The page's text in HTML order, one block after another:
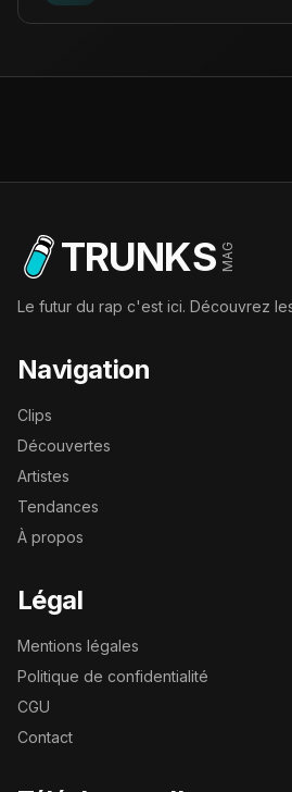
TRUNKS MAG
Le futur du rap c'est ici. Découvrez
Navigation
Clips
Découvertes
Artistes
Tendances
À propos
Légal
Mentions légales
Politique de confidentialité
CGU
Contact